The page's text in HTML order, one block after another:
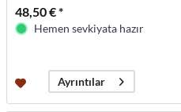
48,50 € *
Hemen sevkiyata hazır
Ayrıntılar